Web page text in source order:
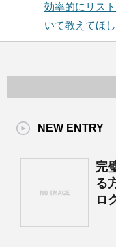
効率的にリス
いて教えてほ
NEW ENTRY
完
る
ロ